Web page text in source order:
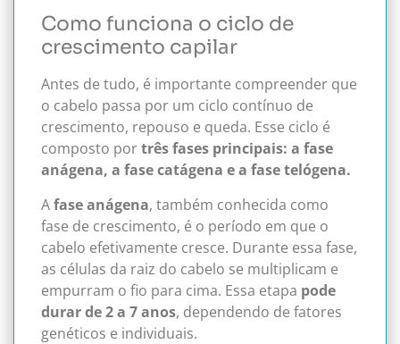
Como funciona o ciclo de
crescimento capilar
Antes de tudo, é importante compreender que
o cabelo passa por um ciclo contínuo de
crescimento, repouso e queda. Esse ciclo é
composto portrês fases principais: a fase
anágena, a fase catágena e a fase telógena.
Afase anágena, também conhecida como
fase de crescimento, é o período em que o
cabelo efetivamente cresce. Durante essa fase,
as células da raiz do cabelo se multiplicam e
empurram o fio para cima. Essa etapa pode
durar de 2 a 7 anos, dependendo de fatores
genéticos e individuais.